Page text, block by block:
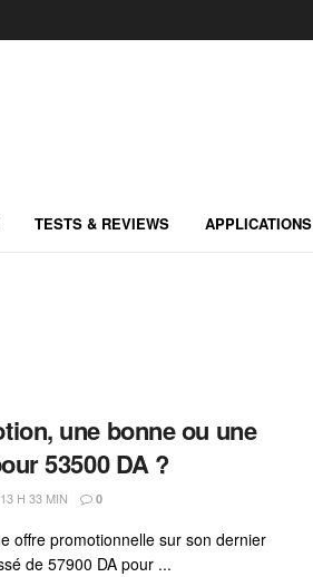
TESTS & REVIEWS APPLICATIONS
une bonne ou une
53500 DA ?
H 33 MIN 0
offre promotionnelle sur son dernier
de 57900 DA pour ...